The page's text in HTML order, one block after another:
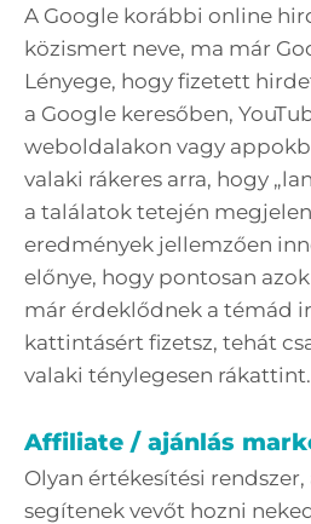
A Google korábbi online
közismert neve, ma már
Lényege, hogy fizetett
a Google keresőben,
weboldalakon vagy
valaki rákeres arra, hogy
a találatok tetején
eredmények jellemzően
előnye, hogy pontosan
már érdeklődnek a témád
kattintásért fizetsz, tehát
valaki ténylegesen rákattint.
Affiliate / ajánlás
Olyan értékesítési
segítenek vevőt hozni